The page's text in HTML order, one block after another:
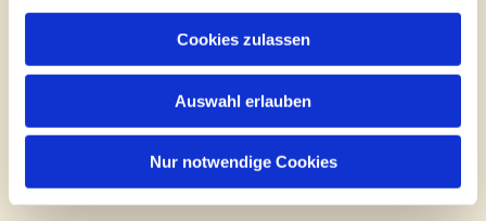
Cookies zulassen
Auswahl erlauben
Nur notwendige Cookies
Brockhagener Straße 28 | 33803 Steinhagen
0 52 04 / 36 28
Mail:gemeindeamt@kirche-steinhagen.de
Newsletter abonnieren
Kontakt und Öffnungszeiten
Gemeinde- und Friedhofsamt